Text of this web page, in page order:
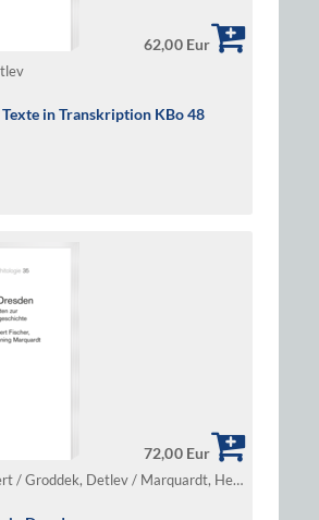
62,00 Eur
in Transkription KBo 48
72,00 Eur
Fischer, Robert / Groddek, Detlev / Marquardt, Henning (Hg.)